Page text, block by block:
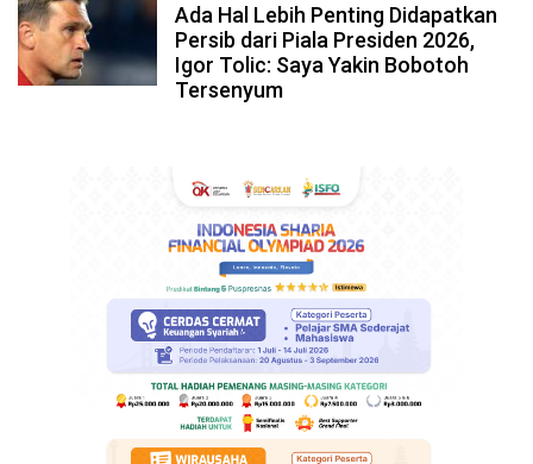
Ada Hal Lebih Penting Didapatkan
Persib dari Piala Presiden 2026,
Igor Tolic: Saya Yakin Bobotoh
Tersenyum